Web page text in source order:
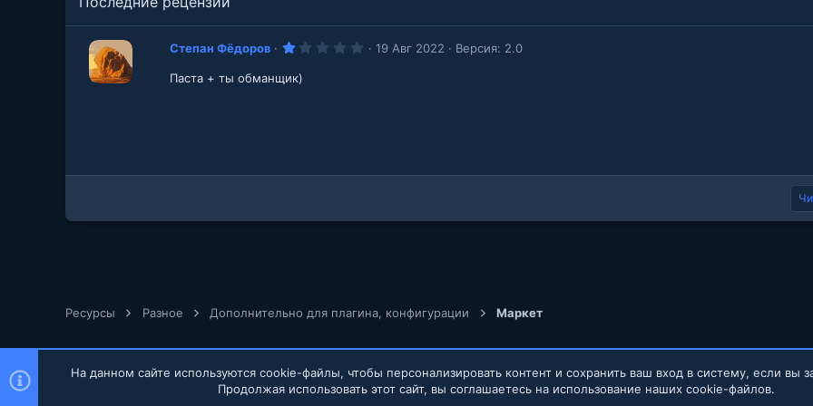
Степан Фёдоров 19 Авг 2022 Версия: 2.0
Паста + ты обманщик)
Ресурсы Разное Дополнительно для плагина, конфигурации Маркет
Обратная связь Условия и правила
На данном сайте используются cookie-файлы, чтобы персонализировать контент и сохранить ваш вход в систему, если вы
Продолжая использовать этот сайт, вы соглашаетесь на использование наших cookie-файлов.